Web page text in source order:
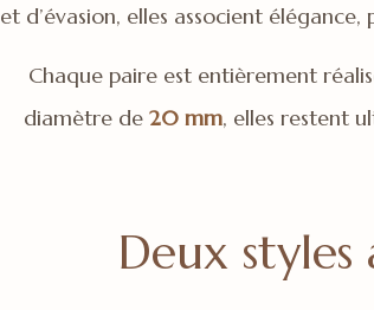
et d’évasion, elles associent
Chaque paire est entièrement
diamètre de 20 mm, elles restent
Deux